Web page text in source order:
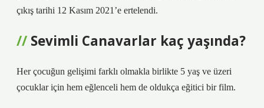
çıkış tarihi 12 Kasım 2021’e ertelendi.
Sevimli Canavarlar kaç yaşında?
Her çocuğun gelişimi farklı olmakla birlikte 5 yaş ve üzeri
çocuklar için hem eğlenceli hem de oldukça eğitici bir film.